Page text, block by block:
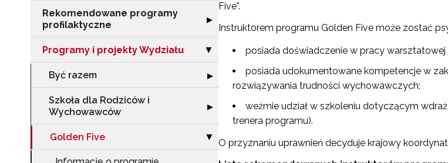
Rekomendowane programy
profilaktyczne
Rozwiń sekcję "Rekomendowane programy profilaktyczne"
▶
Programy i projekty Wydziału Zwiń sekcję "Programy i projekty Wydziału"
▶
Być razem Rozwiń sekcję "Być razem"
▶
Szkoła dla Rodziców i
Wychowawców
Rozwiń sekcję "Szkoła dla Rodziców i Wychowawców"
▶
Golden Five Zwiń sekcję "Golden Five"
▶
Five”.
Instruktorem programu Golden Five może zostać
posiada doświadczenie w pracy warsztatowej
posiada udokumentowane kompetencje w
rozwiązywania trudności wychowawczych;
weźmie udział w szkoleniu dotyczącym
trenera programu).
O przyznaniu uprawnień decyduje krajowy